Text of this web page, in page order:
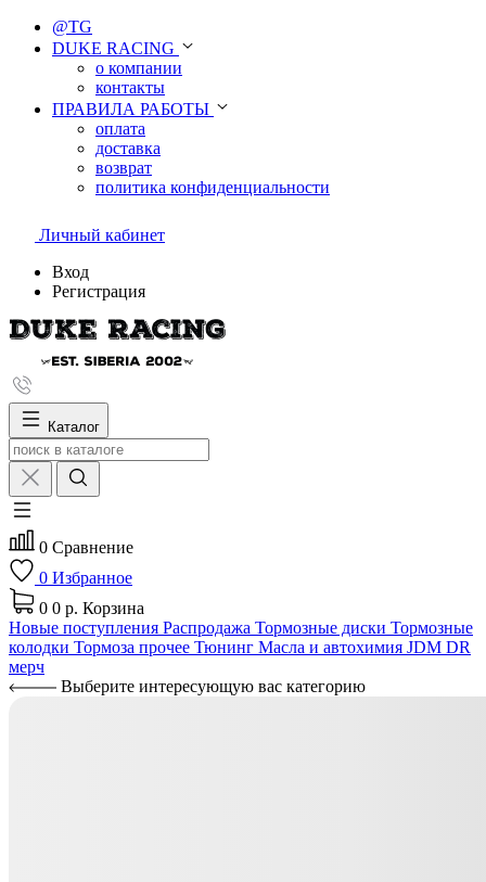
@TG
DUKE RACING
о компании
контакты
ПРАВИЛА РАБОТЫ
оплата
доставка
возврат
политика конфиденциальности
Личный кабинет
Вход
Регистрация
Каталог
0 Сравнение
0 Избранное
0 0 р. Корзина
Новые поступления Распродажа Тормозные диски Тормозные
колодки Тормоза прочее Тюнинг Масла и автохимия JDM DR
мерч
Выберите интересующую вас категорию